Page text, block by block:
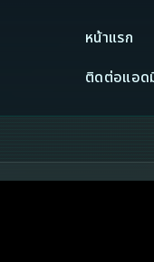
หน้าแรก
ติดต่อแอด